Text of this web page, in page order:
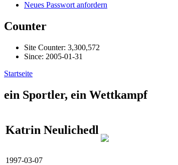
Neues Passwort anfordern
Counter
Site Counter: 3,300,572
Since: 2005-01-31
Startseite
ein Sportler, ein Wettkampf
Katrin Neulichedl
1997-03-07